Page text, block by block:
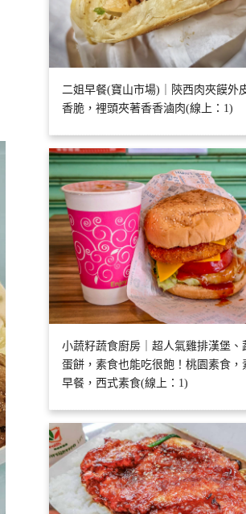
二姐早餐(寶山市場)｜陝西肉夾饃外
香脆，裡頭夾著香香滷肉(線上：1)
小蔬籽蔬食廚房｜超人氣雞排漢堡、
蛋餅，素食也能吃很飽！桃園素食，
早餐，西式素食(線上：1)